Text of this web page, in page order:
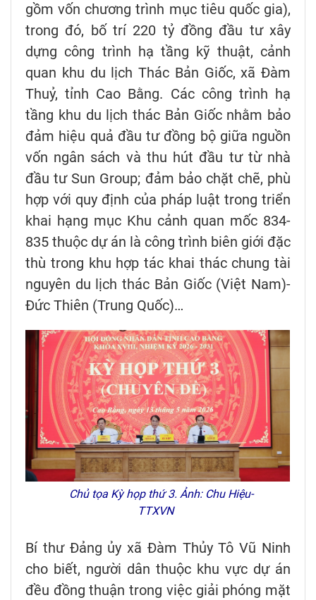
gồm vốn chương trình mục tiêu quốc gia),
trong đó, bố trí 220 tỷ đồng đầu tư xây
dựng công trình hạ tầng kỹ thuật, cảnh
quan khu du lịch Thác Bản Giốc, xã Đàm
Thuỷ, tỉnh Cao Bằng. Các công trình hạ
tầng khu du lịch thác Bản Giốc nhằm bảo
đảm hiệu quả đầu tư đồng bộ giữa nguồn
vốn ngân sách và thu hút đầu tư từ nhà
đầu tư Sun Group; đảm bảo chặt chẽ, phù
hợp với quy định của pháp luật trong triển
khai hạng mục Khu cảnh quan mốc 834-
835 thuộc dự án là công trình biên giới đặc
thù trong khu hợp tác khai thác chung tài
nguyên du lịch thác Bản Giốc (Việt Nam)-
Đức Thiên (Trung Quốc)…
Chủ tọa Kỳ họp thứ 3. Ảnh: Chu Hiệu-
TTXVN
Bí thư Đảng ủy xã Đàm Thủy Tô Vũ Ninh
cho biết, người dân thuộc khu vực dự án
đều đồng thuận trong việc giải phóng mặt